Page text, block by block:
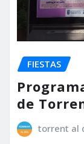
FIESTAS
de
torrent al